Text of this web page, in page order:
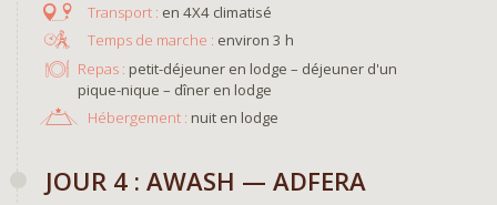
en 4X4 climatisé
environ 3 h
Repas : petit-déjeuner en lodge – déjeuner d'un
pique-nique – dîner en lodge
Hébergement : nuit en lodge
JOUR 4 : AWASH — ADFERA